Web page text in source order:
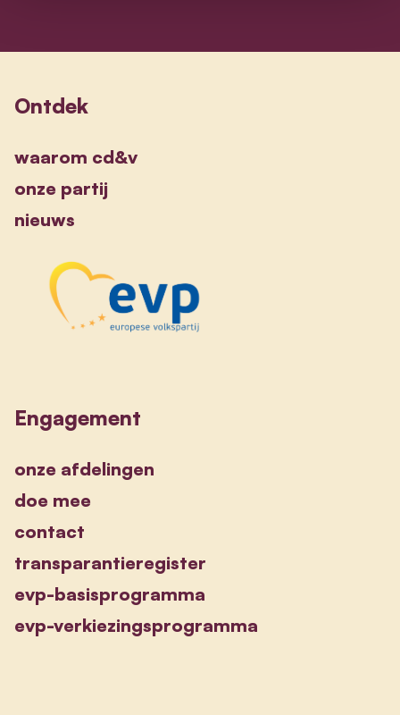
Ontdek
waarom cd&v
onze partij
nieuws
Engagement
onze afdelingen
doe mee
contact
transparantieregister
evp-basisprogramma
evp-verkiezingsprogramma